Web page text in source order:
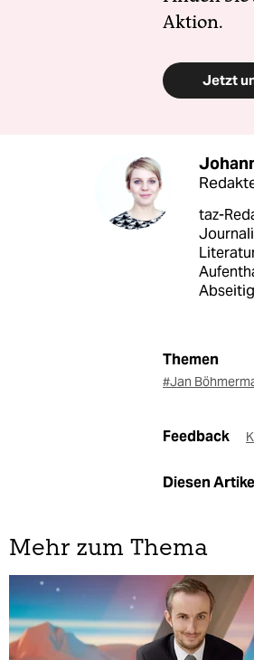
Aktion.
Jetzt
taz-
Themen
#Jan
Feedback
Diesen
Mehr zum Thema